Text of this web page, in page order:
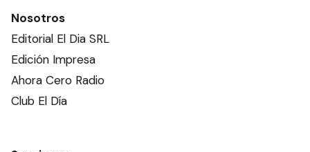
Nosotros
Editorial El Dia SRL
Edición Impresa
Ahora Cero Radio
Club El Día